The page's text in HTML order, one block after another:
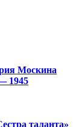
Москина
1945
таланта»